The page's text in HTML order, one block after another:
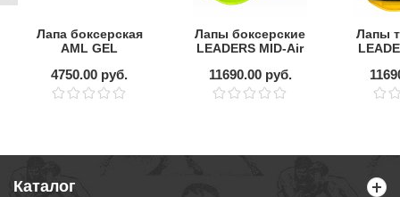
Лапа боксерская
AML GEL
4750.00 руб.
Лапы боксерские
LEADERS MID-Air
11690.00 руб.
Лапы
Каталог